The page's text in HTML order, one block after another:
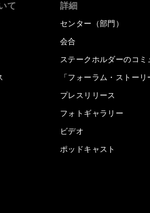
て 詳細
センター（部門）
会合
ステークホルダーのコミ
「フォーラム・ストーリ
プレスリリース
フォトギャラリー
ビデオ
ポッドキャスト